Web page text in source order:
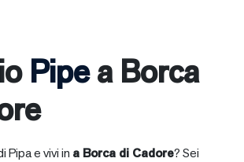
Pipea Borca
Pipa e vivi in a Borca di Cadore? Sei